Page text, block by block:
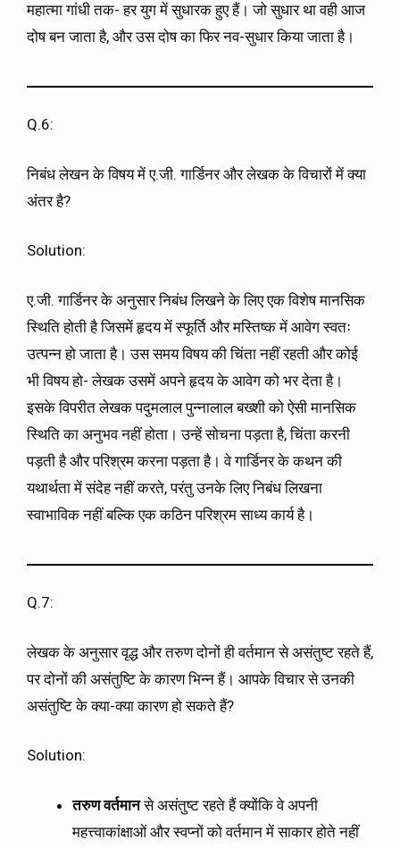
महात्मा गांधी तक- हर युग में सुधारक हुए हैं। जो सुधार था वही आज
दोष बन जाता है, और उस दोष का फिर नव-सुधार किया जाता है।
Q.6:
निबंध लेखन के विषय में ए.जी. गार्डिनर और लेखक के विचारों में क्या
अंतर है?
Solution:
ए.जी. गार्डिनर के अनुसार निबंध लिखने के लिए एक विशेष मानसिक
स्थिति होती है जिसमें हृदय में स्फूर्ति और मस्तिष्क में आवेग स्वतः
उत्पन्न हो जाता है। उस समय विषय की चिंता नहीं रहती और कोई
भी विषय हो- लेखक उसमें अपने हृदय के आवेग को भर देता है।
इसके विपरीत लेखक पदुमलाल पुन्नालाल बख्शी को ऐसी मानसिक
स्थिति का अनुभव नहीं होता। उन्हें सोचना पड़ता है, चिंता करनी
पड़ती है और परिश्रम करना पड़ता है। वे गार्डिनर के कथन की
यथार्थता में संदेह नहीं करते, परंतु उनके लिए निबंध लिखना
स्वाभाविक नहीं बल्कि एक कठिन परिश्रम साध्य कार्य है।
Q.7:
लेखक के अनुसार वृद्ध और तरुण दोनों ही वर्तमान से असंतुष्ट रहते हैं,
पर दोनों की असंतुष्टि के कारण भिन्न हैं। आपके विचार से उनकी
असंतुष्टि के क्या-क्या कारण हो सकते हैं?
Solution:
तरुण वर्तमानसे असंतुष्ट रहते हैं क्योंकि वे अपनी
महत्त्वाकांक्षाओं और स्वप्नों को वर्तमान में साकार होते नहीं